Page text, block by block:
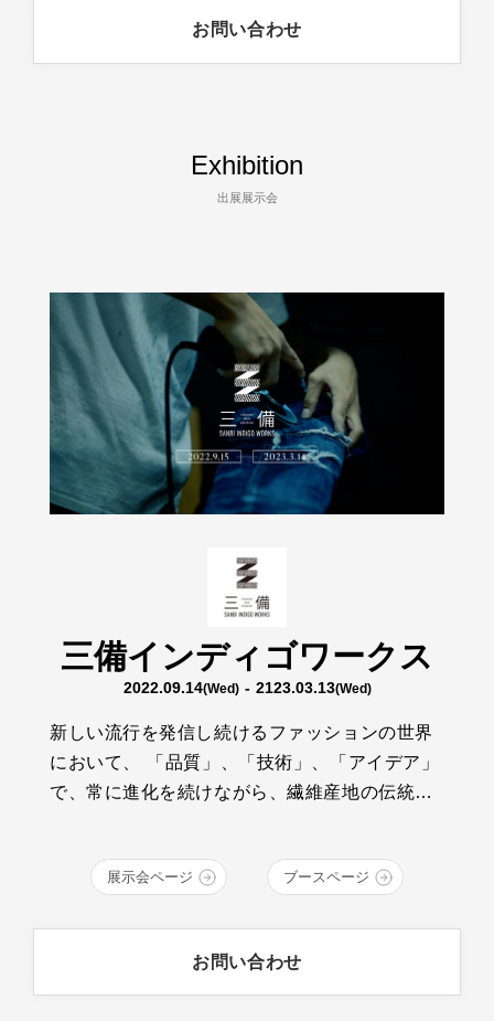
お問い合わせ
Exhibition
出展展示会
三備インディゴワークス
2022.09.14(Wed)- 2123.03.13(Wed)
新しい流行を発信し続けるファッションの世界
において、 「品質」、「技術」、「アイデア」
で、常に進化を続けながら、繊維産地の伝統と
BLUEの中で輝いています。 デニム・繊維の産
展示会ページ ブースページ
お問い合わせ